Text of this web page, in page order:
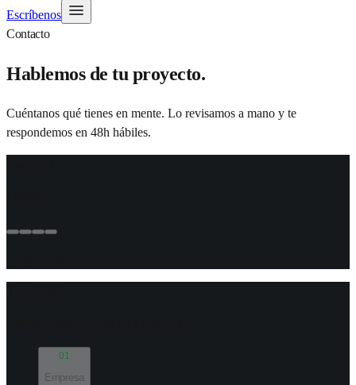
Escríbenos
Contacto
Hablemos de tu proyecto.
Cuéntanos qué tienes en mente. Lo revisamos a mano y te
respondemos en 48h hábiles.
01
Empresa